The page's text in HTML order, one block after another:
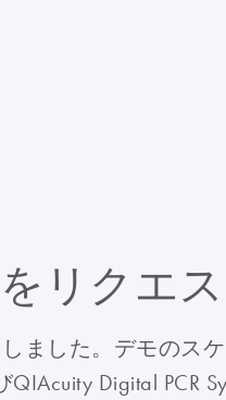
リクエ
ました。デモのス
QIAcuity Digital